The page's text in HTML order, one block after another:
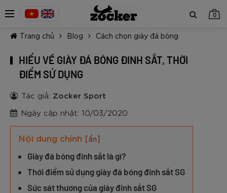
0
Trang chủ Blog Cách chọn giày đá bóng
HIỂU VỀ GIÀY ĐÁ BÓNG ĐINH SẮT, THỜI
ĐIỂM SỬ DỤNG
Tác giả: Zocker Sport
Ngày cập nhật: 10/03/2020
Nội dung chính [ẩn]
Giày đá bóng đinh sắt là gì?
Thời điểm sử dụng giày đá bóng đinh sắt SG
Sức sát thương của giày đinh sắt SG